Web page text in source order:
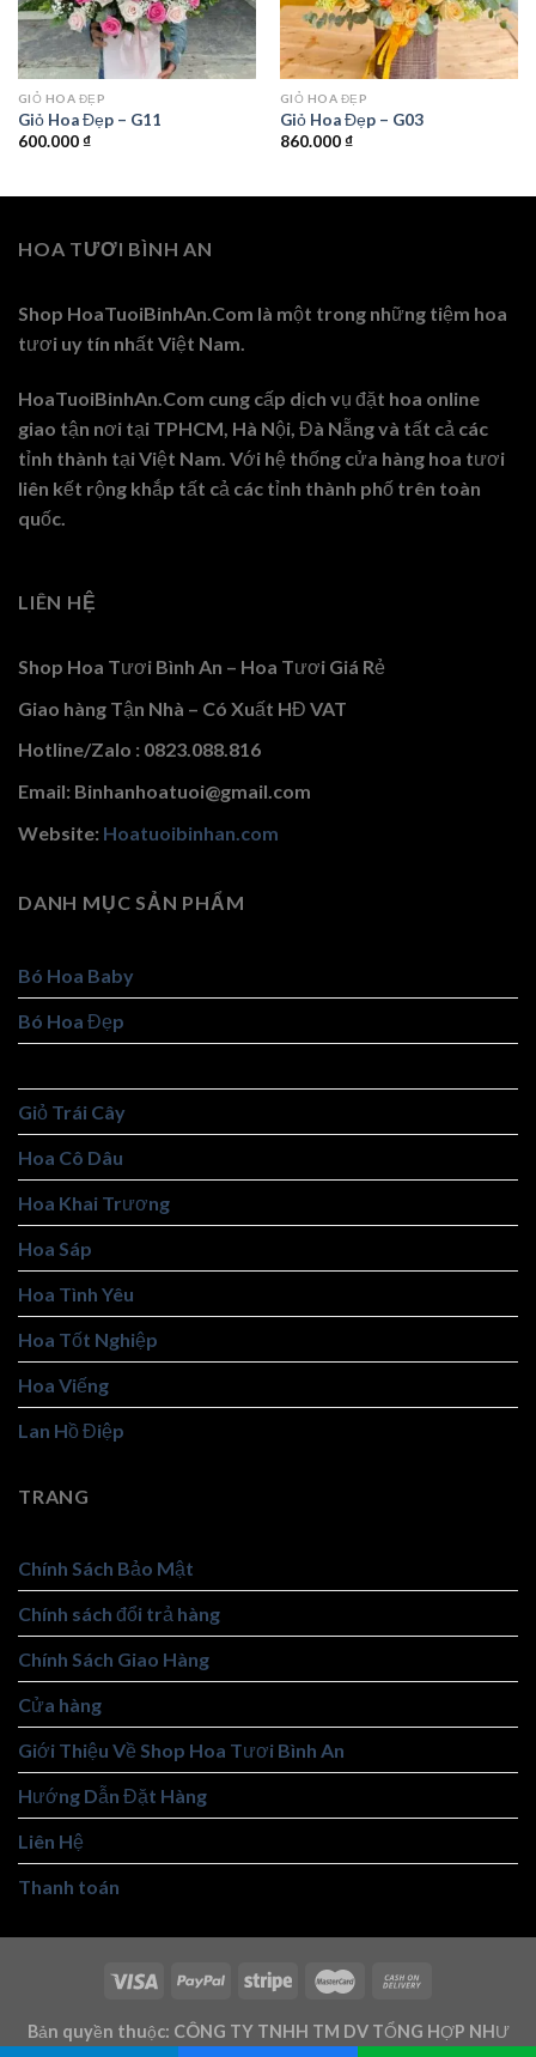
GIỎ HOA ĐẸP
Giỏ Hoa Đẹp – G11
600.000₫
GIỎ HOA ĐẸP
Giỏ Hoa Đẹp – G03
860.000₫
HOA TƯƠI BÌNH AN
Shop HoaTuoiBinhAn.Com là một trong những tiệm hoa
tươi uy tín nhất Việt Nam.
HoaTuoiBinhAn.Com cung cấp dịch vụ đặt hoa online
giao tận nơi tại TPHCM, Hà Nội, Đà Nẵng và tất cả các
tỉnh thành tại Việt Nam. Với hệ thống cửa hàng hoa tươi
liên kết rộng khắp tất cả các tỉnh thành phố trên toàn
quốc.
LIÊN HỆ
Shop Hoa Tươi Bình An – Hoa Tươi Giá Rẻ
Giao hàng Tận Nhà – Có Xuất HĐ VAT
Hotline/Zalo : 0823.088.816
Email: Binhanhoatuoi@gmail.com
Website: Hoatuoibinhan.com
DANH MỤC SẢN PHẨM
Bó Hoa Baby
Bó Hoa Đẹp
Giỏ Trái Cây
Hoa Cô Dâu
Hoa Khai Trương
Hoa Sáp
Hoa Tình Yêu
Hoa Tốt Nghiệp
Hoa Viếng
Lan Hồ Điệp
TRANG
Chính Sách Bảo Mật
Chính sách đổi trả hàng
Chính Sách Giao Hàng
Cửa hàng
Giới Thiệu Về Shop Hoa Tươi Bình An
Hướng Dẫn Đặt Hàng
Liên Hệ
Thanh toán
Bản quyền thuộc: CÔNG TY TNHH TM DV TỔNG HỢP NHƯ